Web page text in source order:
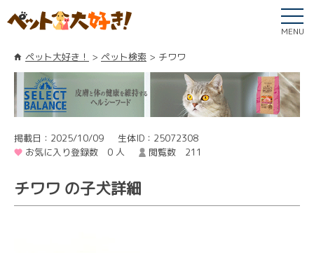
MENU
ペット大好き！ ペット検索 チワワ
掲載日：2025/10/09
生体ID：25072308
お気に入り登録数 0 人
閲覧数 211
チワワ の子犬詳細